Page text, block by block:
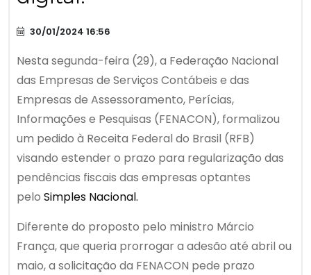
30/01/2024 16:56
Nesta segunda-feira (29), a Federação Nacional
das Empresas de Serviços Contábeis e das
Empresas de Assessoramento, Perícias,
Informações e Pesquisas (FENACON), formalizou
um pedido à Receita Federal do Brasil (RFB)
visando estender o prazo para regularização das
pendências fiscais das empresas optantes
pelo Simples Nacional.
Diferente do proposto pelo ministro Márcio
França, que queria prorrogar a adesão até abril ou
maio, a solicitação da FENACON pede prazo